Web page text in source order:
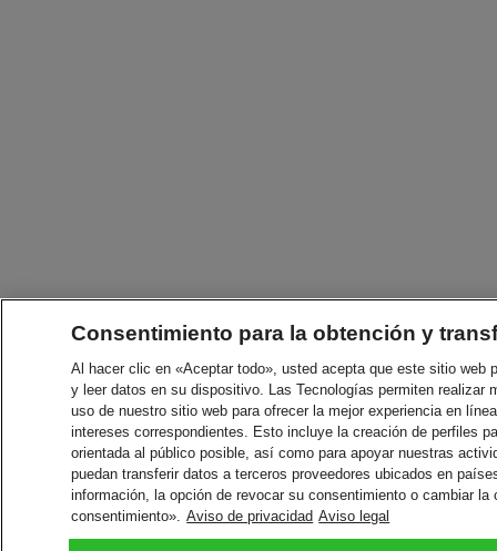
Consentimiento para la obtención y
Al hacer clic en «Aceptar todo», usted acepta que este sitio
y leer datos en su dispositivo. Las Tecnologías permiten
uso de nuestro sitio web para ofrecer la mejor experiencia en
intereses correspondientes. Esto incluye la creación de perfiles
orientada al público posible, así como para apoyar nuestras
puedan transferir datos a terceros proveedores ubicados en
información, la opción de revocar su consentimiento o cambiar
consentimiento». Aviso de privacidad Aviso legal